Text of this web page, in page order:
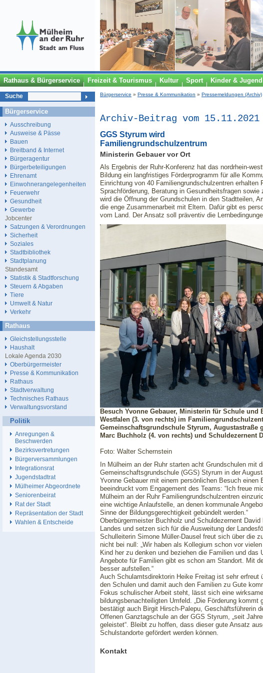
Rathaus & Bürgerservice Freizeit & Tourismus Kultur Sport Kinder & Jugend
Bürgerservice » Presse & Kommunikation » Pressemeldungen (Archiv)
Archiv-Beitrag vom 15.11.2021
GGS Styrum wird
Familiengrundschulzentrum
Ministerin Gebauer vor Ort
Als Ergebnis der Ruhr-Konferenz hat das nordrhein-
Bildung ein langfristiges Förderprogramm für alle
Einrichtung von 40 Familiengrundschulzentren erhalten
Sprachförderung, Beratung in Gesundheitsfragen
wird die Öffnung der Grundschulen in den Stadtteilen,
die enge Zusammenarbeit mit Eltern. Dafür gibt es
vom Land. Der Ansatz soll präventiv die
Besuch Yvonne Gebauer, Ministerin für Schule und
Westfalen (3. von rechts) im
Gemeinschaftsgrundschule Styrum, Augustastraße
Marc Buchholz (4. von rechts) und Schuldezernent
Foto: Walter Schernstein
In Mülheim an der Ruhr starten acht Grundschulen mit
Gemeinschaftsgrundschule (GGS) Styrum in der
Yvonne Gebauer mit einem persönlichen Besuch
beeindruckt vom Engagement des Teams: “Ich freue
Mülheim an der Ruhr Familiengrundschulzentren
eine wichtige Anlaufstelle, an denen kommunale
Sinne der Bildungsgerechtigkeit gebündelt werden.“
Oberbürgermeister Buchholz und Schuldezernent
Landes und setzen sich für die Ausweitung der
Schulleiterin Simone Müller-Dausel freut sich über die
nicht bei null: „Wir haben als Kollegium schon vor
Kind her zu denken und beziehen die Familien und das
Angebote für Familien gibt es schon am Standort. Mit
besser aufstellen.“
Auch Schulamtsdirektorin Heike Freitag ist sehr erfreut
den Schulen und damit auch den Familien zu Gute
Fokus schulischer Arbeit steht, lässt sich eine
bildungsbenachteiligten Umfeld. „Die Förderung kommt
bestätigt auch Birgit Hirsch-Palepu, Geschäftsführerin
Offenen Ganztagschule an der GGS Styrum, „seit
geleistet“. Bleibt zu hoffen, dass dieser gute Ansatz
Schulstandorte gefördert werden können.
Kontakt
Suche
Bürgerservice
Ausschreibung
Ausweise & Pässe
Bauen
Breitband & Internet
Bürgeragentur
Bürgerbeteiligungen
Ehrenamt
Einwohnerangelegenheiten
Feuerwehr
Gesundheit
Gewerbe
Jobcenter
Satzungen & Verordnungen
Sicherheit
Soziales
Stadtbibliothek
Stadtplanung
Standesamt
Statistik & Stadtforschung
Steuern & Abgaben
Tiere
Umwelt & Natur
Verkehr
Rathaus
Gleichstellungsstelle
Haushalt
Lokale Agenda 2030
Oberbürgermeister
Presse & Kommunikation
Rathaus
Stadtverwaltung
Technisches Rathaus
Verwaltungsvorstand
Politik
Anregungen &
Beschwerden
Bezirksvertretungen
Bürgerversammlungen
Integrationsrat
Jugendstadtrat
Mülheimer Abgeordnete
Seniorenbeirat
Rat der Stadt
Repräsentation der Stadt
Wahlen & Entscheide